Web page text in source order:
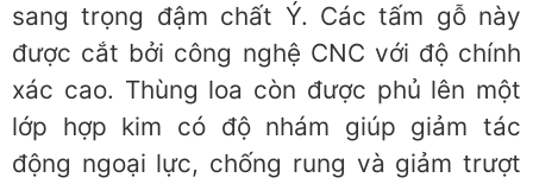
sang trọng đậm chất Ý. Các tấm gỗ này
được cắt bởi công nghệ CNC với độ chính
xác cao. Thùng loa còn được phủ lên một
lớp hợp kim có độ nhám giúp giảm tác
động ngoại lực, chống rung và giảm trượt